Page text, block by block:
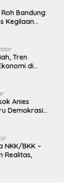
Bandung:
Kegilaan
Tren
di
Anies
Demokrasi
NKK/BKK –
Realitas,